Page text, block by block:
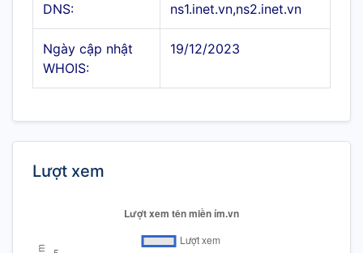
DNS: ns1.inet.vn,ns2.inet.vn
Ngày cập nhật
WHOIS:
19/12/2023
Lượt xem